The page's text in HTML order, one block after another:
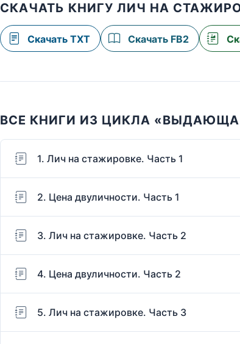
СКАЧАТЬ КНИГУ ЛИЧ НА
Скачать TXT Скачать FB2
ВСЕ КНИГИ ИЗ ЦИКЛА
1. Лич на стажировке. Часть 1
2. Цена двуличности. Часть 1
3. Лич на стажировке. Часть 2
4. Цена двуличности. Часть 2
5. Лич на стажировке. Часть 3